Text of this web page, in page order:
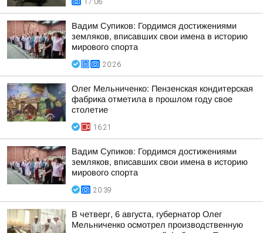
17:06
Вадим Супиков: Гордимся достижениями
земляков, вписавших свои имена в историю
мирового спорта
20:26
Олег Мельниченко: Пензенская кондитерская
фабрика отметила в прошлом году свое
столетие
16:21
Вадим Супиков: Гордимся достижениями
земляков, вписавших свои имена в историю
мирового спорта
20:39
В четверг, 6 августа, губернатор Олег
Мельниченко осмотрел производственную